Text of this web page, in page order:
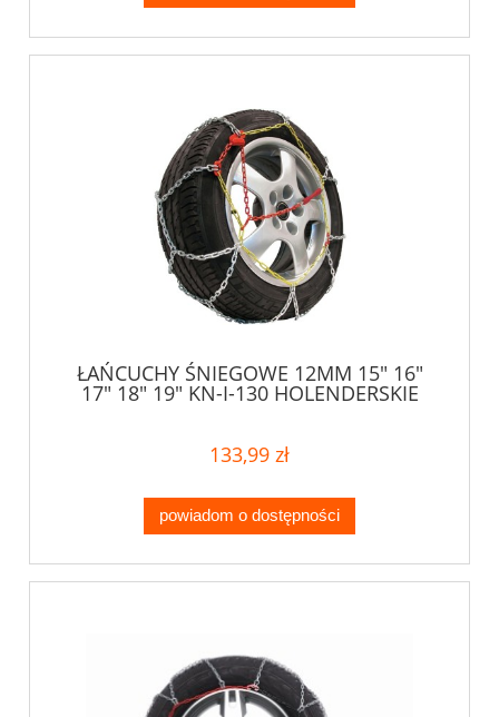
ŁAŃCUCHY ŚNIEGOWE 12MM 15" 16"
17" 18" 19" KN-I-130 HOLENDERSKIE
133,99 zł
powiadom o dostępności